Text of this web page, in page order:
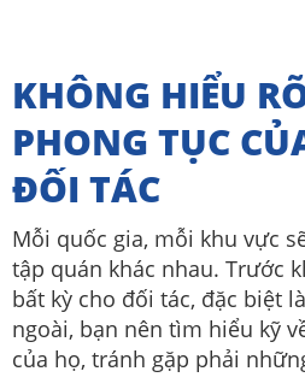
KHÔNG HIỂU
PHONG TỤC
ĐỐI TÁC
Mỗi quốc gia, mỗi khu vực
tập quán khác nhau. Trước
bất kỳ cho đối tác, đặc biệt
ngoài, bạn nên tìm hiểu kỹ
của họ, tránh gặp phải